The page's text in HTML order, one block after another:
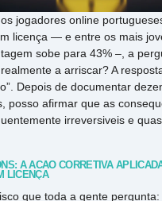
jogadores online
licença — e entre os mais
sobe para 43% –, a
a arriscar? A
Depois de documentar
posso afirmar que as
irreversiveis e
A ACÃO CORRETIVA
LICENÇA
que toda a gente pergunta: